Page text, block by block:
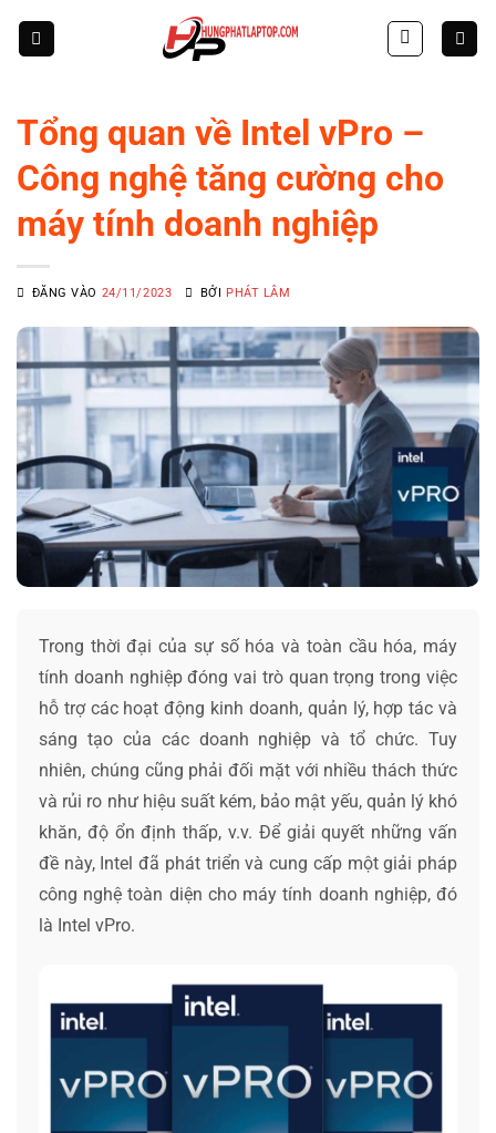
Tổng quan về Intel vPro –
Công nghệ tăng cường cho
máy tính doanh nghiệp
ĐĂNG VÀO 24/11/2023 BỞI PHÁT LÂM
Trong thời đại của sự số hóa và toàn cầu hóa, máy
tính doanh nghiệp đóng vai trò quan trọng trong việc
hỗ trợ các hoạt động kinh doanh, quản lý, hợp tác và
sáng tạo của các doanh nghiệp và tổ chức. Tuy
nhiên, chúng cũng phải đối mặt với nhiều thách thức
và rủi ro như hiệu suất kém, bảo mật yếu, quản lý khó
khăn, độ ổn định thấp, v.v. Để giải quyết những vấn
đề này, Intel đã phát triển và cung cấp một giải pháp
công nghệ toàn diện cho máy tính doanh nghiệp, đó
là Intel vPro.